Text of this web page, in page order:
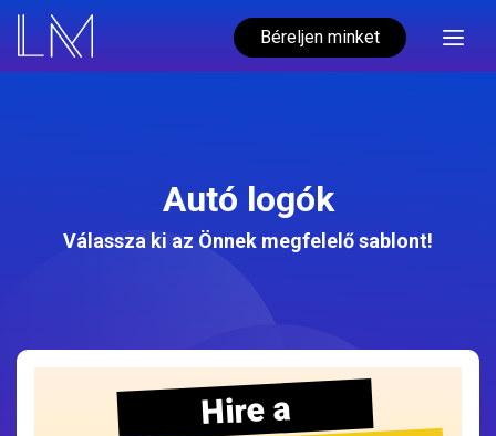
Béreljen minket
Autó logók
Válassza ki az Önnek megfelelő sablont!
Hire a